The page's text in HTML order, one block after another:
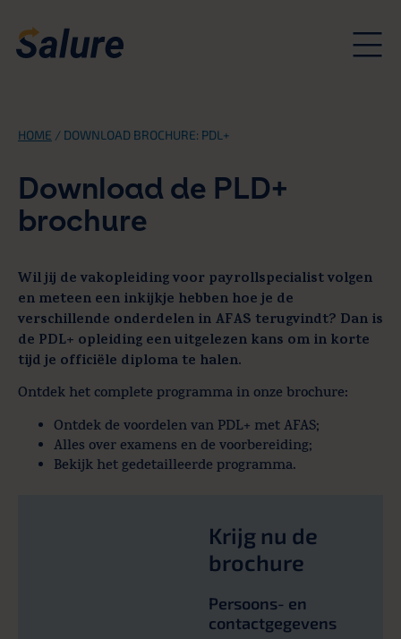
HOME / DOWNLOAD BROCHURE: PDL+
Download de PLD+
brochure
Wil jij de vakopleiding voor payrollspecialist volgen
en meteen een inkijkje hebben hoe je de
verschillende onderdelen in AFAS terugvindt? Dan is
de PDL+ opleiding een uitgelezen kans om in korte
tijd je officiële diploma te halen.
Ontdek het complete programma in onze brochure:
Ontdek de voordelen van PDL+ met AFAS;
Alles over examens en de voorbereiding;
Bekijk het gedetailleerde programma.
Krijg nu de
brochure
Persoons- en
contactgegevens